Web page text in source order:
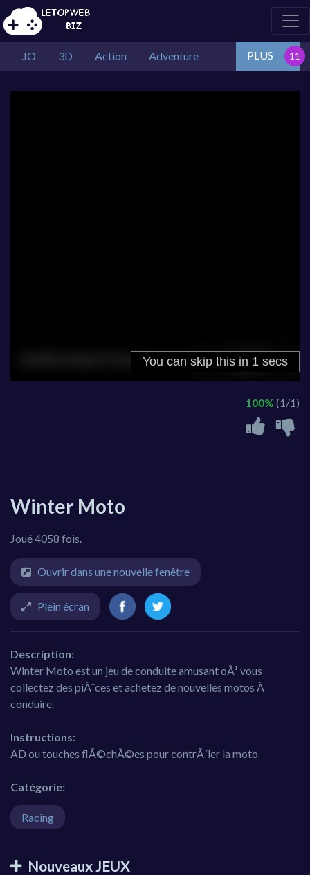
.IO 3D Action Adventure PLUS
Winter Moto
Joué 4058 fois.
100% (1/1)
Ouvrir dans une nouvelle fenêtre
Plein écran
Description:
Winter Moto est un jeu de conduite amusant oÃ¹ vous
collectez des piÃ¨ces et achetez de nouvelles motos Ã
conduire.
Instructions:
AD ou touches flÃ©chÃ©es pour contrÃ´ler la moto
Catégorie:
Racing
Nouveaux JEUX